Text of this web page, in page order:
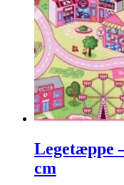
Legetæppe
cm